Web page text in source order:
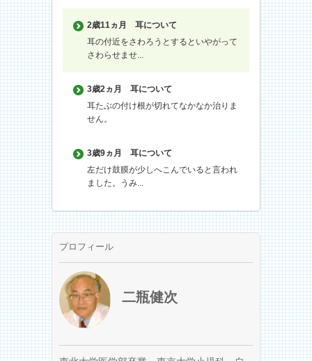
2歳11ヵ月
耳について
耳の付近をさわろうとするといやがって
さわらせませ...
3歳2ヵ月
耳について
耳たぶの付け根が切れてなかなか治りま
せん。
3歳9ヵ月
耳について
左だけ鼓膜が少しへこんでいると言われ
ました。うみ...
プロフィール
二瓶健次